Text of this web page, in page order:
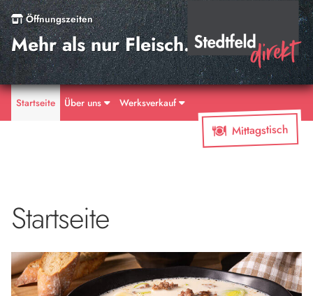
Öffnungszeiten
Mehr als nur Fleisch.
Startseite Über uns Werksverkauf
Mittagstisch
Startseite